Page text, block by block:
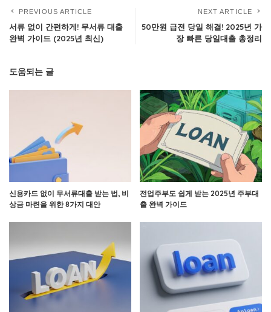
PREVIOUS ARTICLE
서류 없이 간편하게! 무서류 대출
완벽 가이드 (2025년 최신)
NEXT ARTICLE
50만원 급전 당일 해결! 2025년 가
장 빠른 당일대출 총정리
도움되는 글
신용카드 없이 무서류대출 받는 법, 비
상금 마련을 위한 8가지 대안
전업주부도 쉽게 받는 2025년 주부대
출 완벽 가이드